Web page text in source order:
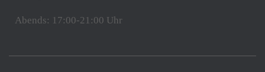
Abends: 17:00-21:00 Uhr